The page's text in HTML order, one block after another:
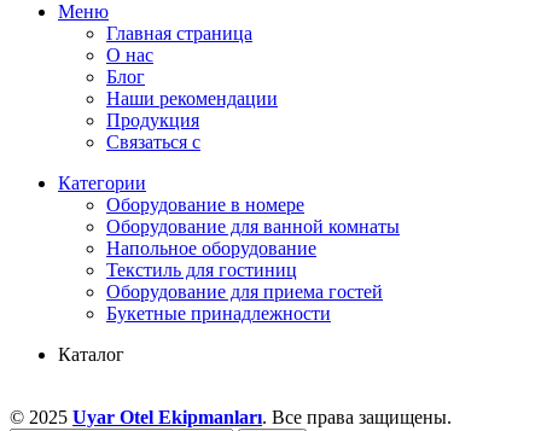
Меню
Главная страница
О нас
Блог
Наши рекомендации
Продукция
Связаться с
Категории
Оборудование в номере
Оборудование для ванной комнаты
Напольное оборудование
Текстиль для гостиниц
Оборудование для приема гостей
Букетные принадлежности
Каталог
© 2025 Uyar Otel Ekipmanları. Все права защищены.